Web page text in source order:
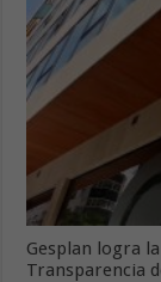
Gesplan logra
Transparencia